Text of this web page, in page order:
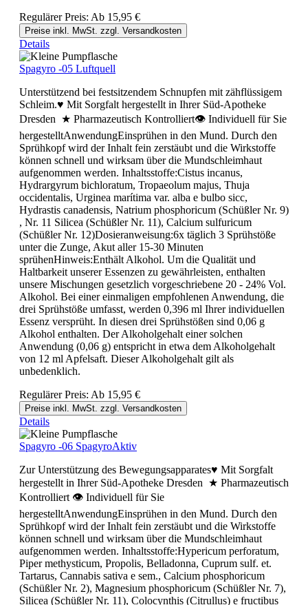
Regulärer Preis: Ab 15,95 €
Preise inkl. MwSt. zzgl. Versandkosten
Details
Spagyro -05 Luftquell
Unterstützend bei festsitzendem Schnupfen mit zähflüssigem
Schleim.♥ Mit Sorgfalt hergestellt in Ihrer Süd-Apotheke
Dresden ★ Pharmazeutisch Kontrolliert👁 Individuell für Sie
hergestelltAnwendungEinsprühen in den Mund. Durch den
Sprühkopf wird der Inhalt fein zerstäubt und die Wirkstoffe
können schnell und wirksam über die Mundschleimhaut
aufgenommen werden. Inhaltsstoffe:Cistus incanus,
Hydrargyrum bichloratum, Tropaeolum majus, Thuja
occidentalis, Urginea marítima var. alba e bulbo sicc,
Hydrastis canadensis, Natrium phosphoricum (Schüßler Nr. 9)
, Nr. 11 Silicea (Schüßler Nr. 11), Calcium sulfuricum
(Schüßler Nr. 12)Dosieranweisung:6x täglich 3 Sprühstöße
unter die Zunge, Akut aller 15-30 Minuten
sprühenHinweis:Enthält Alkohol. Um die Qualität und
Haltbarkeit unserer Essenzen zu gewährleisten, enthalten
unsere Mischungen gesetzlich vorgeschriebene 20 - 24% Vol.
Alkohol. Bei einer einmaligen empfohlenen Anwendung, die
drei Sprühstöße umfasst, werden 0,396 ml Ihrer individuellen
Essenz versprüht. In diesen drei Sprühstößen sind 0,06 g
Alkohol enthalten. Der Alkoholgehalt einer solchen
Anwendung (0,06 g) entspricht in etwa dem Alkoholgehalt
von 12 ml Apfelsaft. Dieser Alkoholgehalt gilt als
unbedenklich.
Regulärer Preis: Ab 15,95 €
Preise inkl. MwSt. zzgl. Versandkosten
Details
Spagyro -06 SpagyroAktiv
Zur Unterstützung des Bewegungsapparates♥ Mit Sorgfalt
hergestellt in Ihrer Süd-Apotheke Dresden ★ Pharmazeutisch
Kontrolliert 👁 Individuell für Sie
hergestelltAnwendungEinsprühen in den Mund. Durch den
Sprühkopf wird der Inhalt fein zerstäubt und die Wirkstoffe
können schnell und wirksam über die Mundschleimhaut
aufgenommen werden. Inhaltsstoffe:Hypericum perforatum,
Piper methysticum, Propolis, Belladonna, Cuprum sulf. et.
Tartarus, Cannabis sativa e sem., Calcium phosphoricum
(Schüßler Nr. 2), Magnesium phosphoricum (Schüßler Nr. 7),
Silicea (Schüßler Nr. 11), Colocynthis (Citrullus) e fructibus